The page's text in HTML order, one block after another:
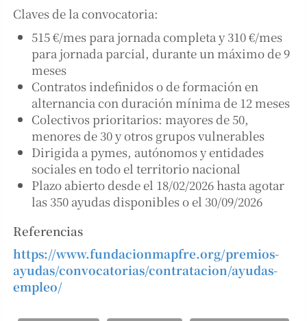
Claves de la convocatoria:
515 €/mes para jornada completa y 310 €/mes
para jornada parcial, durante un máximo de 9
meses
Contratos indefinidos o de formación en
alternancia con duración mínima de 12 meses
Colectivos prioritarios: mayores de 50,
menores de 30 y otros grupos vulnerables
Dirigida a pymes, autónomos y entidades
sociales en todo el territorio nacional
Plazo abierto desde el 18/02/2026 hasta agotar
las 350 ayudas disponibles o el 30/09/2026
Referencias
https://www.fundacionmapfre.org/premios-
ayudas/convocatorias/contratacion/ayudas-
empleo/